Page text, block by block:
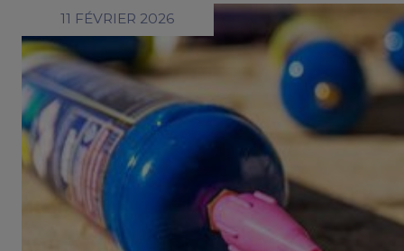
11 FÉVRIER 2026